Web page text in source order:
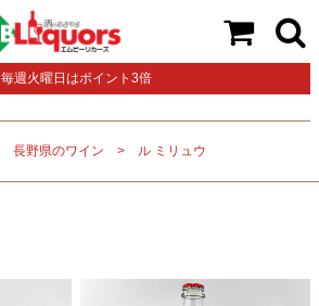
毎週火曜日はポイント3倍
長野県のワイン ル ミリュウ